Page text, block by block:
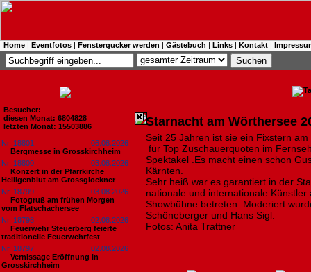
Home | Eventfotos | Fenstergucker werden | Gästebuch | Links | Kontakt |
Besucher:
diesen Monat: 6804828
letzten Monat: 15503886
Nr. 18801
06.08.2026
Bergmesse in Grosskirchheim
Nr. 18800
03.08.2026
Konzert in der Pfarrkirche
Heiligenblut am Grossglockner
Nr. 18799
03.08.2026
Fotogruß am frühen Morgen
vom Flatschachersee
Nr. 18798
02.08.2026
Feuerwehr Steuerberg feierte
traditionelle Feuerwehrfest
Nr. 18797
02.08.2026
Vernissage Eröffnung in
Grosskirchheim
Starnacht am Wörthersee
Seit 25 Jahren ist sie ein Fixstern
für Top Zuschauerquoten im
Spektakel .Es macht einen schon
Kärnten.
Sehr heiß war es garantiert in der
nationale und internationale
Showbühne betreten. Moderiert
Schöneberger und Hans Sigl.
Fotos: Anita Trattner